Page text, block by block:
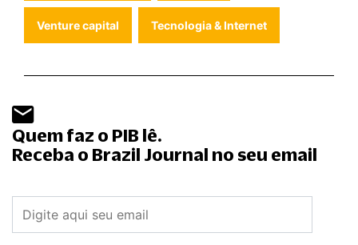
Venture capital Tecnologia & Internet
Quem faz o PIB lê.
Receba o Brazil Journal no seu email